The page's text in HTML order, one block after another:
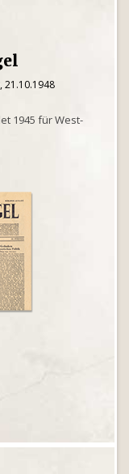
21.10.1948
1945 für West-